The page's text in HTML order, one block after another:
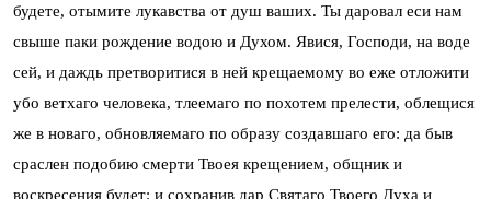
будете, отымите лукавства от душ ваших. Ты даровал еси нам
свыше паки рождение водою и Духом. Явися, Господи, на воде
сей, и даждь претворитися в ней крещаемому во еже отложити
убо ветхаго человека, тлеемаго по похотем прелести, облещися
же в новаго, обновляемаго по образу создавшаго его: да быв
сраслен подобию смерти Твоея крещением, общник и
воскресения будет: и сохранив дар Святаго Твоего Духа и